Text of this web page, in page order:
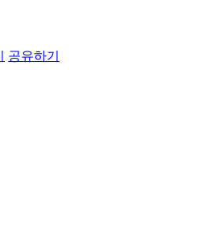
공유하기